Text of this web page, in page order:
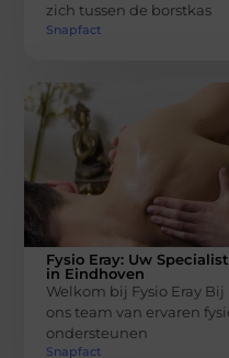
zich tussen de borstkas
Snapfact
Fysio Eray: Uw
in Eindhoven
Welkom bij Fysio Eray
ons team van ervaren
ondersteunen
Snapfact